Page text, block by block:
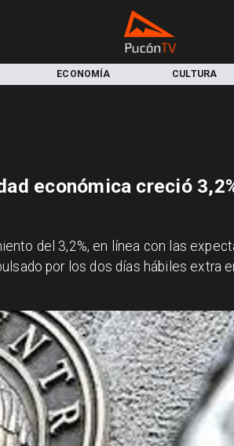
ECONOMÍA CULTURA
económica creció
del 3,2%, en línea con las
por los dos días hábiles extra